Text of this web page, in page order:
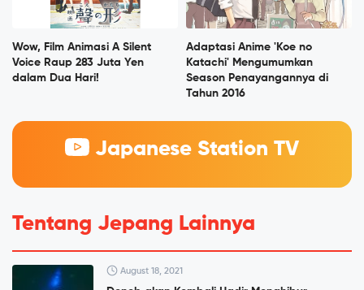
Wow, Film Animasi A Silent
Voice Raup 283 Juta Yen
dalam Dua Hari!
Adaptasi Anime 'Koe no
Katachi' Mengumumkan
Season Penayangannya di
Tahun 2016
Japanese Station TV
Tentang Jepang Lainnya
August 18, 2021